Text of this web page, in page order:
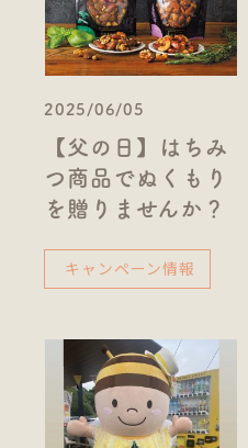
2025/06/05
【父の日】はちみ
つ商品でぬくもり
を贈りませんか？
キャンペーン情報